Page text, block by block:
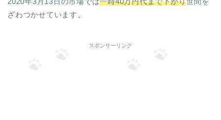
ざわつかせています。
スポンサーリンク